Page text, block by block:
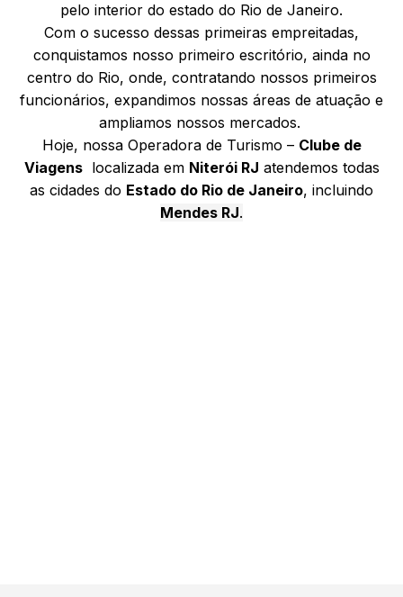
pelo interior do estado do Rio de Janeiro.
Com o sucesso dessas primeiras empreitadas,
conquistamos nosso primeiro escritório, ainda no
centro do Rio, onde, contratando nossos primeiros
funcionários, expandimos nossas áreas de atuação e
ampliamos nossos mercados.
Hoje, nossa Operadora de Turismo – Clube de
Viagenslocalizada em Niterói RJ atendemos todas
as cidades do Estado do Rio de Janeiro, incluindo
Mendes RJ.